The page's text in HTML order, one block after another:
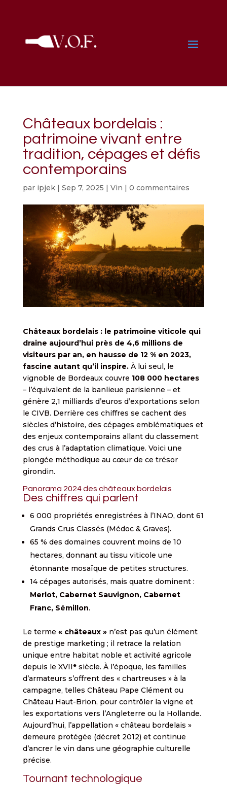
Châteaux bordelais :
patrimoine vivant entre
tradition, cépages et défis
contemporains
par ipjek| Sep 7, 2025 | Vin | 0 commentaires
Châteaux bordelais : le patrimoine viticole qui
draine aujourd’hui près de 4,6 millions de
visiteurs par an, en hausse de 12 % en 2023,
fascine autant qu’il inspire.À lui seul, le
vignoble de Bordeaux couvre 108 000 hectares
– l’équivalent de la banlieue parisienne – et
génère 2,1 milliards d’euros d’exportations selon
le CIVB. Derrière ces chiffres se cachent des
siècles d’histoire, des cépages emblématiques et
des enjeux contemporains allant du classement
des crus à l’adaptation climatique. Voici une
plongée méthodique au cœur de ce trésor
girondin.
Panorama 2024 des châteaux bordelais
Des chiffres qui parlent
6 000 propriétés enregistrées à l’INAO, dont 61
Grands Crus Classés (Médoc & Graves).
65 % des domaines couvrent moins de 10
hectares, donnant au tissu viticole une
étonnante mosaïque de petites structures.
14 cépages autorisés, mais quatre dominent :
Merlot, Cabernet Sauvignon, Cabernet
Franc, Sémillon.
Le terme « châteaux »n’est pas qu’un élément
de prestige marketing ; il retrace la relation
unique entre habitat noble et activité agricole
depuis le XVIIᵉ siècle. À l’époque, les familles
d’armateurs s’offrent des « chartreuses » à la
campagne, telles Château Pape Clément ou
Château Haut-Brion, pour contrôler la vigne et
les exportations vers l’Angleterre ou la Hollande.
Aujourd’hui, l’appellation « château bordelais »
demeure protégée (décret 2012) et continue
d’ancrer le vin dans une géographie culturelle
précise.
Tournant technologique